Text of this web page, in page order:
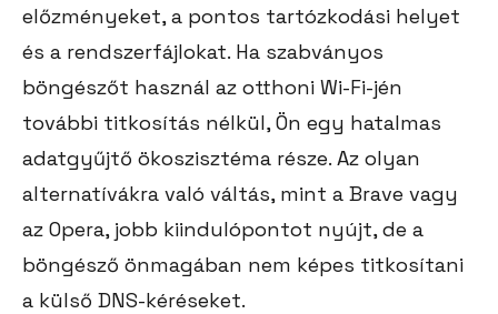
előzményeket, a pontos tartózkodási helyet
és a rendszerfájlokat. Ha szabványos
böngészőt használ az otthoni Wi-Fi-jén
további titkosítás nélkül, Ön egy hatalmas
adatgyűjtő ökoszisztéma része. Az olyan
alternatívákra való váltás, mint a Brave vagy
az Opera, jobb kiindulópontot nyújt, de a
böngésző önmagában nem képes titkosítani
a külső DNS-kéréseket.